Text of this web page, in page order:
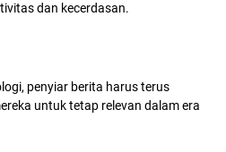
dan kecerdasan.
penyiar berita harus terus
untuk tetap relevan dalam era